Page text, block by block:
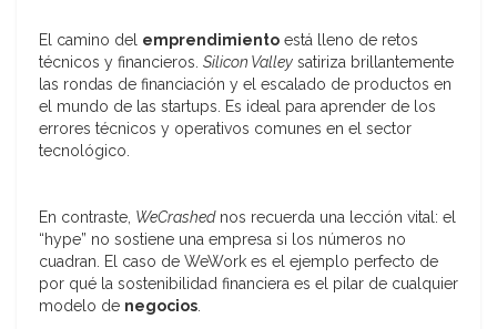
El camino del emprendimiento está lleno de retos
técnicos y financieros. Silicon Valley satiriza brillantemente
las rondas de financiación y el escalado de productos en
el mundo de las startups. Es ideal para aprender de los
errores técnicos y operativos comunes en el sector
tecnológico.
En contraste, WeCrashednos recuerda una lección vital: el
“hype” no sostiene una empresa si los números no
cuadran. El caso de WeWork es el ejemplo perfecto de
por qué la sostenibilidad financiera es el pilar de cualquier
modelo de negocios.